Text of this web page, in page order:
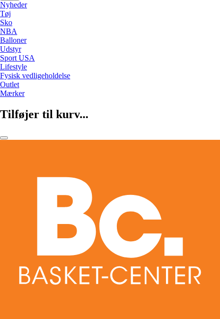
Nyheder
Tøj
Sko
NBA
Balloner
Udstyr
Sport USA
Lifestyle
Fysisk vedligeholdelse
Outlet
Mærker
Tilføjer til kurv...